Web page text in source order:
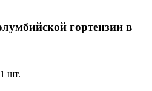
гортензии в
шт.